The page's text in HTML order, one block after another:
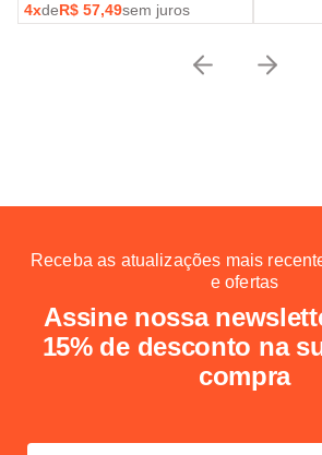
4xdeR$ 57,49sem juros
Receba as atualizações mais
e ofertas
Assine nossa
15% de desconto na
compra